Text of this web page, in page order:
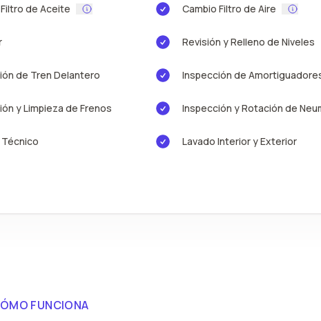
de Aceite Cambio Filtro de Aire
Revisión y Relleno de Niveles
de Tren Delantero Inspección de
y Limpieza de Frenos Inspección y Rotación de
Lavado Interior y Exterior
FUNCIONA